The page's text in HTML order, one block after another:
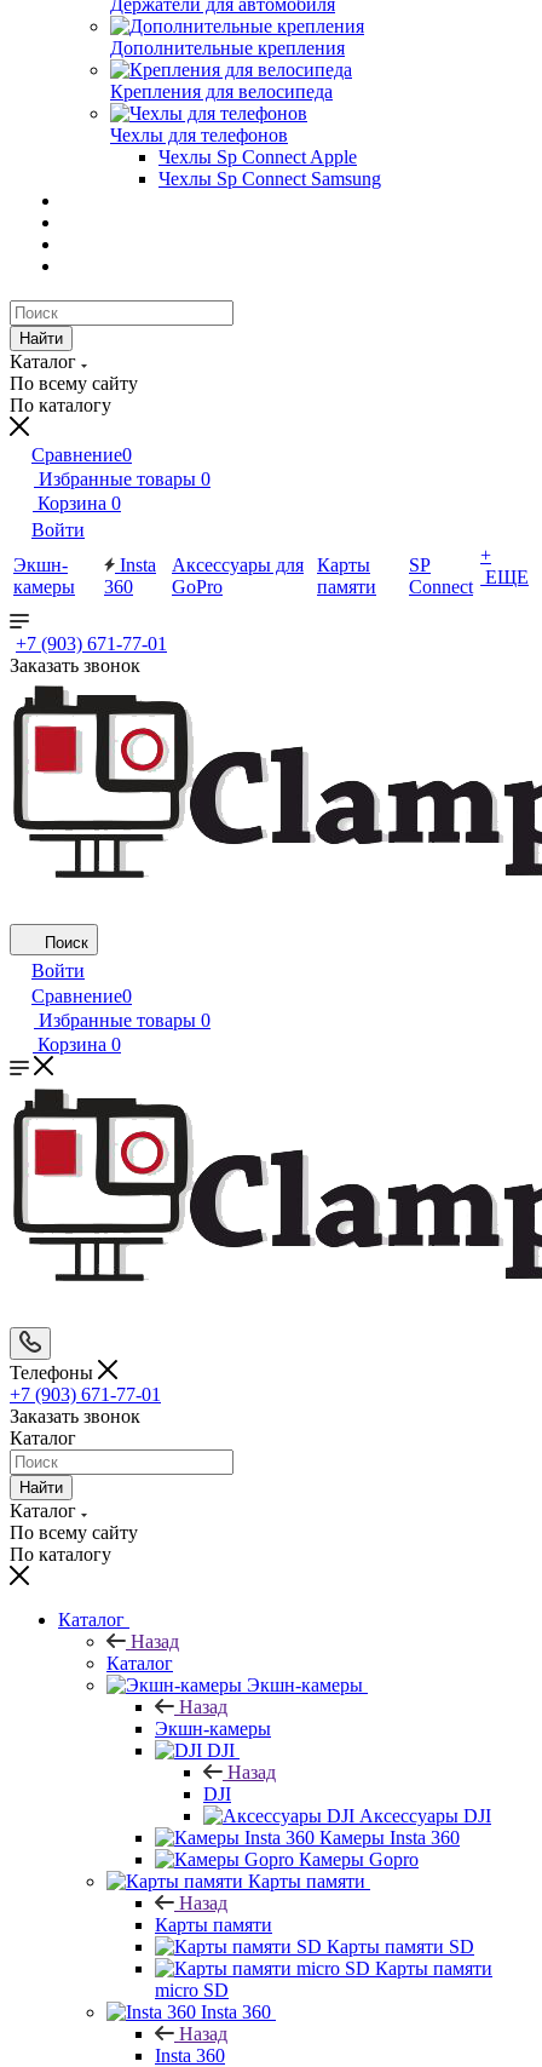
Держатели для автомобиля
Дополнительные крепления
Крепления для велосипеда
Чехлы для телефонов
Чехлы Sp Connect Apple
Чехлы Sp Connect Samsung
Найти
Каталог
По всему сайту
По каталогу
Сравнение0
Избранные товары 0
Корзина 0
Войти
Экшн-
камеры
Insta
360
Аксессуары для
GoPro
Карты
памяти
SP
Connect
+
ЕЩЕ
+7 (903) 671-77-01
Заказать звонок
Поиск
Войти
Сравнение0
Избранные товары 0
Корзина 0
Телефоны
+7 (903) 671-77-01
Заказать звонок
Каталог
Найти
Каталог
По всему сайту
По каталогу
Каталог
Назад
Каталог
Экшн-камеры
Назад
Экшн-камеры
DJI
Назад
DJI
Аксессуары DJI
Камеры Insta 360
Камеры Gopro
Карты памяти
Назад
Карты памяти
Карты памяти SD
Карты памяти
micro SD
Insta 360
Назад
Insta 360